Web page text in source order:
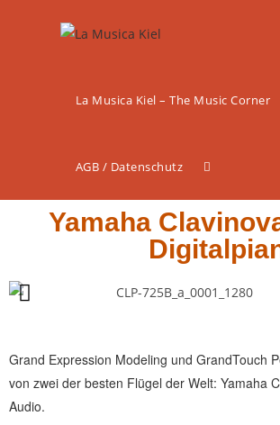
La Musica Kiel – The Music Corner
AGB / Datenschutz
Yamaha
Grand Expression Modeling und GrandTouch
von zwei der besten Flügel der Welt: Yamaha
Audio.